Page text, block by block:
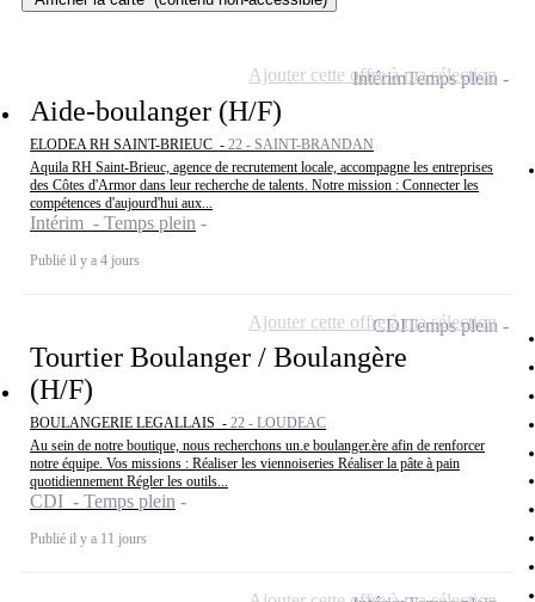
Aide-boulanger (H/F)
ELODEA RH SAINT-BRIEUC - 22 - SAINT-BRANDAN
Aquila RH Saint-Brieuc, agence de recrutement locale, accompagne les entreprises
des Côtes d'Armor dans leur recherche de talents. Notre mission : Connecter les
compétences d'aujourd'hui aux...
Intérim - Temps plein
Publié il y a 4 jours
IntérimTemps plein
Ajouter cette offre à ma sélection
Tourtier Boulanger / Boulangère
(H/F)
BOULANGERIE LEGALLAIS - 22 - LOUDEAC
Au sein de notre boutique, nous recherchons un.e boulanger.ère afin de renforcer
notre équipe. Vos missions : Réaliser les viennoiseries Réaliser la pâte à pain
quotidiennement Régler les outils...
CDI - Temps plein
Publié il y a 11 jours
CDITemps plein
Ajouter cette offre à ma sélection